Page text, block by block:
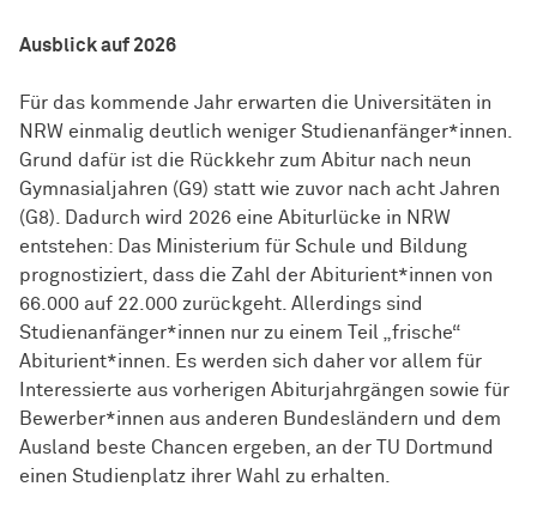
Ausblick auf 2026
Für das kommende Jahr erwarten die Universitäten in
NRW einmalig deutlich weniger Studienanfänger*innen.
Grund dafür ist die Rückkehr zum Abitur nach neun
Gymnasialjahren (G9) statt wie zuvor nach acht Jahren
(G8). Dadurch wird 2026 eine Abiturlücke in NRW
entstehen: Das Ministerium für Schule und Bildung
prognostiziert, dass die Zahl der Abiturient*innen von
66.000 auf 22.000 zurückgeht. Allerdings sind
Studienanfänger*innen nur zu einem Teil „frische“
Abiturient*innen. Es werden sich daher vor allem für
Interessierte aus vorherigen Abiturjahrgängen sowie für
Bewerber*innen aus anderen Bundesländern und dem
Ausland beste Chancen ergeben, an der TU Dortmund
einen Studienplatz ihrer Wahl zu erhalten.